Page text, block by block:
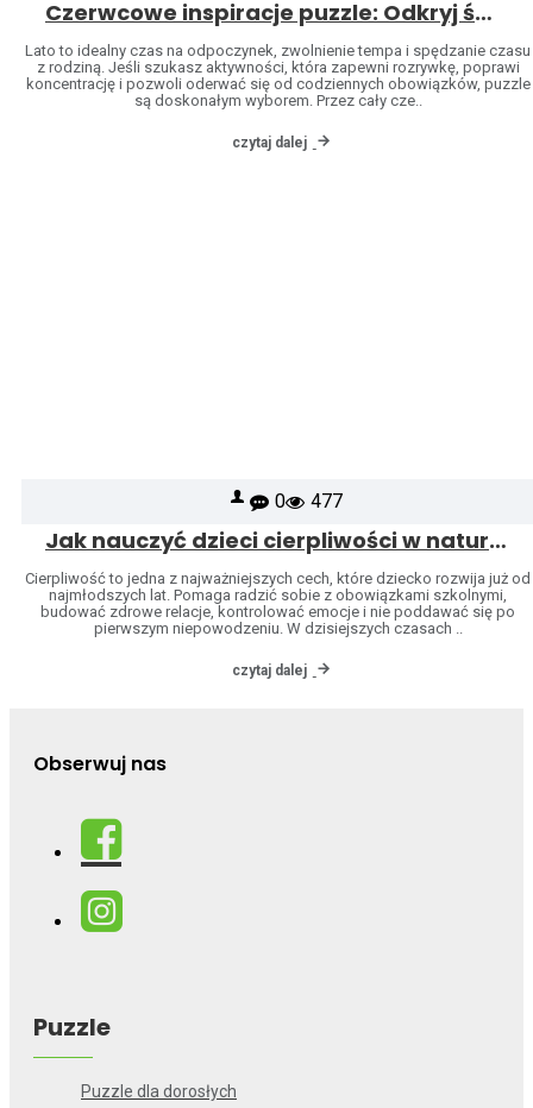
Czerwcowe inspiracje puzzle: Odkryj świat marek Heye i Jumbo
Lato to idealny czas na odpoczynek, zwolnienie tempa i spędzanie czasu
z rodziną. Jeśli szukasz aktywności, która zapewni rozrywkę, poprawi
koncentrację i pozwoli oderwać się od codziennych obowiązków, puzzle
są doskonałym wyborem. Przez cały cze..
czytaj dalej
0 477
Jak nauczyć dzieci cierpliwości w naturalny sposób
Cierpliwość to jedna z najważniejszych cech, które dziecko rozwija już od
najmłodszych lat. Pomaga radzić sobie z obowiązkami szkolnymi,
budować zdrowe relacje, kontrolować emocje i nie poddawać się po
pierwszym niepowodzeniu. W dzisiejszych czasach ..
czytaj dalej
Obserwuj nas
Puzzle
Puzzle dla dorosłych